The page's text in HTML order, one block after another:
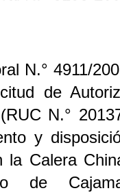
N.° 4911/
de
(RUC N.°
y
la Calera
de